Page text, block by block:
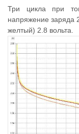
Три цикла при
напряжение заряда
желтый) 2.8 вольта.